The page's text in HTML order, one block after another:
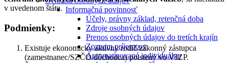
Informačná povinnosť
Účely, právny základ, retenčná doba
Zdroje osobných údajov
Prenos osobných údajov do tretích krajín
Zoznam príjemcov
Automatizované individuálne
v uvedenom štáte.
Podmienky:
Existuje ekonomicky aktívny rodič/zákonný zástupca
(zamestnanec/SZČO/dôchodca) poistený vo VšZP.